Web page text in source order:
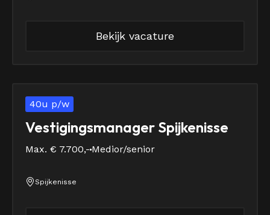
Bekijk vacature
40u p/w
Vestigingsmanager Spijkenisse
Max. € 7.700,- Medior/senior
Spijkenisse